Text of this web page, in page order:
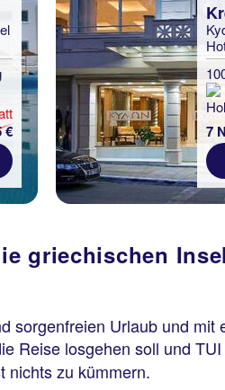
€
7
griechischen
sorgenfreien Urlaub und
Reise losgehen soll und
nichts zu kümmern.